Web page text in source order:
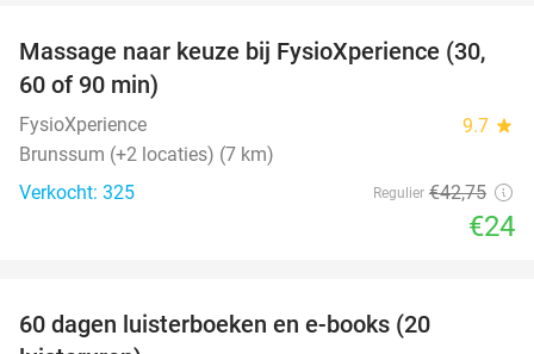
44%
Massage naar keuze bij FysioXperience (30,
60 of 90 min)
FysioXperience 9.7 star
Brunssum (+2 locaties) (7 km)
Verkocht: 325
Regulier €42,75
€24
60 dagen luisterboeken en e-books (20